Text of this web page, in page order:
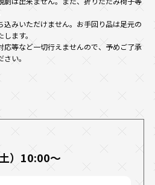
込みいただけません。お手回り品は足元の
ます。
応等など一切行えませんので、予めご了承
い。
）10:00～